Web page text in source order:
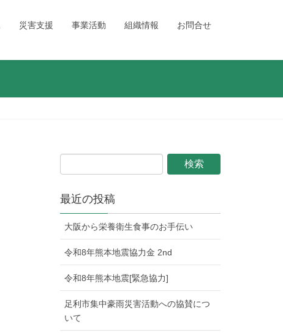
災害支援 事業活動 組織情報 お問合せ
最近の投稿
大阪から栄養衛生食事のお手伝い
令和8年熊本地震協力金 2nd
令和8年熊本地震[緊急協力]
足利市集中豪雨災害活動への協賛につ
いて